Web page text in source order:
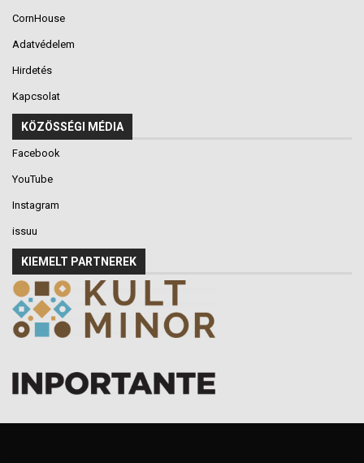
CornHouse
Adatvédelem
Hirdetés
Kapcsolat
KÖZÖSSÉGI MÉDIA
Facebook
YouTube
Instagram
issuu
KIEMELT PARTNEREK